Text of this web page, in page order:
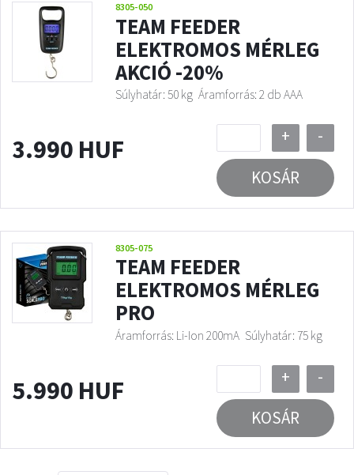
8305-050
TEAM FEEDER
ELEKTROMOS MÉRLEG
AKCIÓ -20%
Súlyhatár: 50 kg Áramforrás: 2 db AAA
3.990 HUF +
-
KOSÁR
8305-075
TEAM FEEDER
ELEKTROMOS MÉRLEG
PRO
Áramforrás: Li-Ion 200mA Súlyhatár: 75 kg
5.990 HUF +
-
KOSÁR